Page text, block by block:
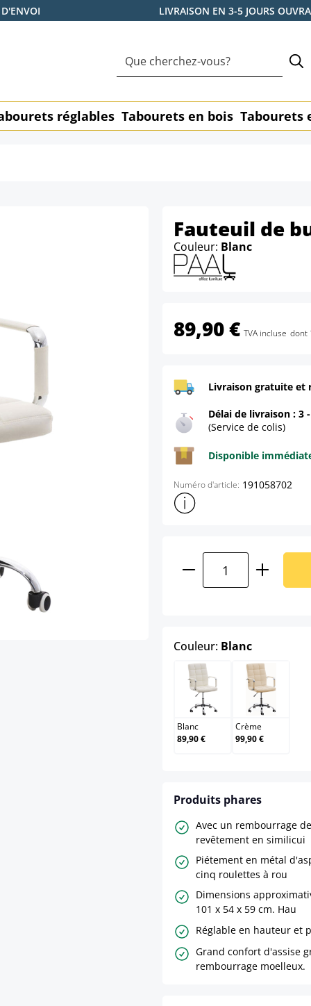
LIVRAISON EN 3-5 JOURS
réglables Tabourets en bois Tabourets
Fauteuil de
Couleur: Blanc
89,90 € TVA incluse dont
Livraison gratuite et
Délai de livraison : 3
(Service de colis)
Disponible
Numéro d'article: 191058702
Afficher plus d'informations
Quantité de
Couleur: Blancselect
Blanc
Blanc
89,90 €
Crème
Crème
99,90 €
Produits phares
Avec un rembourrage
revêtement en similicui
Piétement en métal
cinq roulettes à rou
Dimensions
101 x 54 x 59 cm. Hau
Réglable en hauteur et
Grand confort d'assise
rembourrage moelleux.